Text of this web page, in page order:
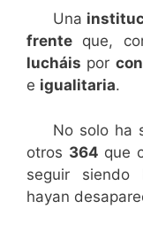
Una
frente que,
lucháis por
e igualitaria.
No solo ha
otros 364 que
seguir
hayan